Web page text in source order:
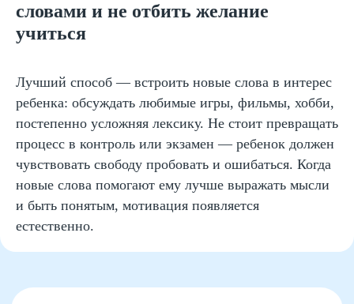
словами и не отбить желание
учиться
Лучший способ — встроить новые слова в интерес
ребенка: обсуждать любимые игры, фильмы, хобби,
постепенно усложняя лексику. Не стоит превращать
процесс в контроль или экзамен — ребенок должен
чувствовать свободу пробовать и ошибаться. Когда
новые слова помогают ему лучше выражать мысли
и быть понятым, мотивация появляется
естественно.
Двойная выгода этим летом:
Политика конфиденциальности
© SKILLZANIA. Все права защищены.
деятельности по программе доп. образования
АВТОНОМНАЯ НЕКОММЕРЧЕСКАЯ ОРГАНИЗАЦИЯ
ДОПОЛНИТЕЛЬНОГО ОБРАЗОВАНИЯ "ШКОЛА
НЕЙРОРАЗВИТИЯ И ОБУЧЕНИЯ ДЕТЕЙ"
Сайт Минпросвещения России
Публичная оферта